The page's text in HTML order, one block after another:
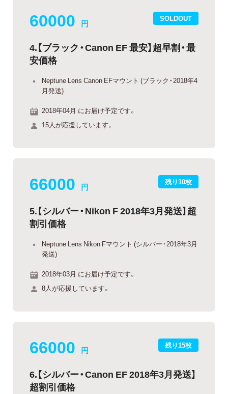
SOLDOUT
60000 円
4.【ブラック・Canon EF 最安】超早割・最
安価格
Neptune Lens Canon EFマウント (ブラック・2018年4
月発送)
2018年04月 にお届け予定です。
15人が応援しています。
残り10枚
66000 円
5.【シルバー・Nikon F 2018年3月発送】超
割引価格
Neptune Lens Nikon Fマウント (シルバー・2018年3月
発送)
2018年03月 にお届け予定です。
8人が応援しています。
残り15枚
66000 円
6.【シルバー・Canon EF 2018年3月発送】
超割引価格